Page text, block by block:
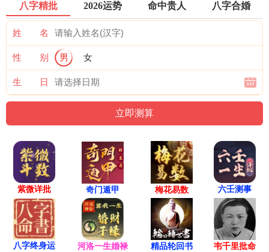
八字精批 2026运势 命中贵人 八字合婚
姓 名
性 别 男 女
生 日
紫微详批 奇门遁甲 梅花易数 六壬测事
八字终身运 河洛一生婚禄 精品轮回书 韦千里批命